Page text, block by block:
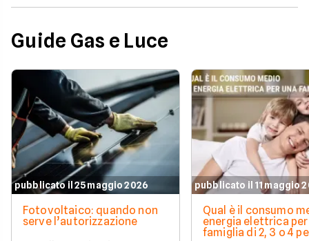
Guide Gas e Luce
pubblicato il 25 maggio 2026
Fotovoltaico: quando non
serve l’autorizzazione
pubblicato il 11 maggio
Qual è il consumo
energia elettrica per
famiglia di 2, 3 o 4